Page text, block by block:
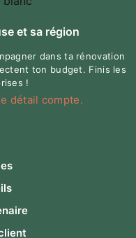
et sa région
dans ta rénovation
ton budget. Finis les
!
détail compte.